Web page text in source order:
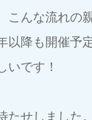
こんな流れの
以降も開催予
いです！
たせしました